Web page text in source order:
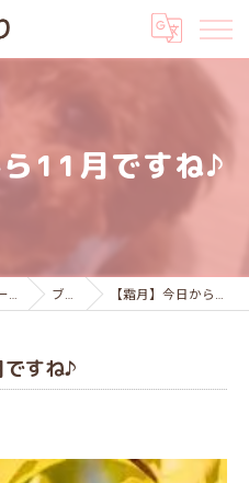
ら11月ですね♪
富田林市の障がい者グループホームはさくら・ひまわり ブログ 【霜月】今日から11月ですね♪
ですね♪